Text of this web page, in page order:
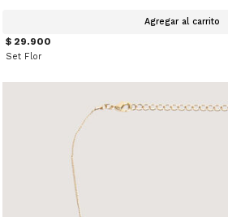
Agregar al carrito
$ 29.900
Set Flor